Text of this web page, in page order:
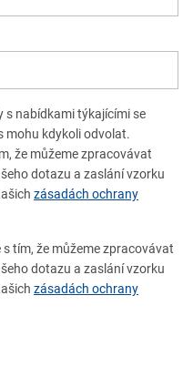
s nabídkami týkajícími se
mohu kdykoli odvolat.
že můžeme zpracovávat
dotazu a zaslání vzorku
zásadách ochrany
tím, že můžeme zpracovávat
dotazu a zaslání vzorku
zásadách ochrany